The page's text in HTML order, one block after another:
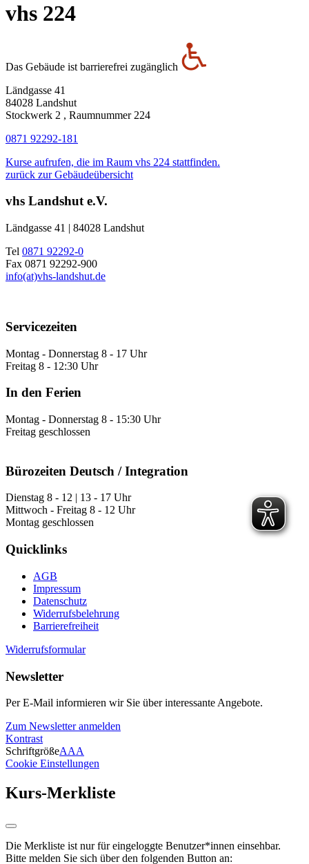
vhs 224
Das Gebäude ist barrierefrei zugänglich
Ländgasse 41
84028 Landshut
Stockwerk 2 , Raumnummer 224
0871 92292-181
Kurse aufrufen, die im Raum vhs 224 stattfinden.
zurück zur Gebäudeübersicht
vhs Landshut e.V.
Ländgasse 41 | 84028 Landshut
Tel 0871 92292-0
Fax 0871 92292-900
info(at)vhs-landshut.de
Servicezeiten
Montag - Donnerstag 8 - 17 Uhr
Freitag 8 - 12:30 Uhr
In den Ferien
Montag - Donnerstag 8 - 15:30 Uhr
Freitag geschlossen
Bürozeiten Deutsch / Integration
Dienstag 8 - 12 | 13 - 17 Uhr
Mittwoch - Freitag 8 - 12 Uhr
Montag geschlossen
Quicklinks
AGB
Impressum
Datenschutz
Widerrufsbelehrung
Barrierefreiheit
Widerrufsformular
Newsletter
Per E-Mail informieren wir Sie über interessante Angebote.
Zum Newsletter anmelden
Kontrast
SchriftgrößeAAA
Cookie Einstellungen
Kurs-Merkliste
Die Merkliste ist nur für eingeloggte Benutzer*innen einsehbar.
Bitte melden Sie sich über den folgenden Button an: